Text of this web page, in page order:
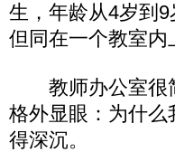
生，年龄从4岁到
但同在一个教室内
教师办公室很简
格外显眼：为什
得深沉。